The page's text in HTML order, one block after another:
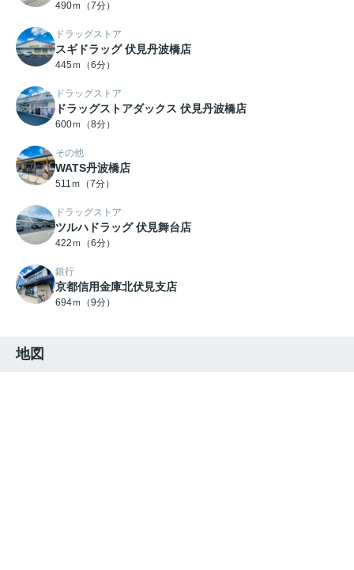
490ｍ（7分）
ドラッグストア
スギドラッグ 伏見丹波橋店
445ｍ（6分）
ドラッグストア
ドラッグストアダックス 伏見丹波橋店
600ｍ（8分）
その他
WATS丹波橋店
511ｍ（7分）
ドラッグストア
ツルハドラッグ 伏見舞台店
422ｍ（6分）
銀行
京都信用金庫北伏見支店
694ｍ（9分）
地図